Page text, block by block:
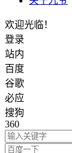
欢迎光临！
登录
站内
百度
谷歌
必应
搜狗
360